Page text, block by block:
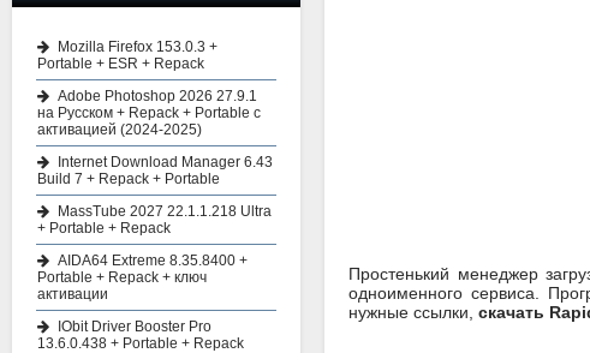
Простенький менеджер
одноименного сервиса.
нужные ссылки, скачать
Mozilla Firefox 153.0.3 +
Portable + ESR + Repack
Adobe Photoshop 2026 27.9.1
на Русском + Repack + Portable с
активацией (2024-2025)
Internet Download Manager 6.43
Build 7 + Repack + Portable
MassTube 2027 22.1.1.218 Ultra
+ Portable + Repack
AIDA64 Extreme 8.35.8400 +
Portable + Repack + ключ
активации
IObit Driver Booster Pro
13.6.0.438 + Portable + Repack